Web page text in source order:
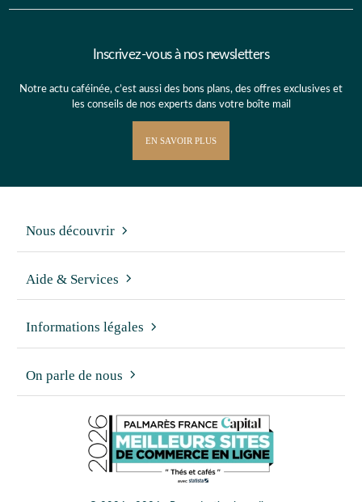
Inscrivez-vous à nos newsletters
Notre actu caféinée, c’est aussi des bons plans, des offres exclusives et
les conseils de nos experts dans votre boîte mail
EN SAVOIR PLUS
Nous découvrir
Aide & Services
Informations légales
On parle de nous